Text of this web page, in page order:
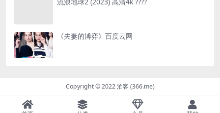
流浪地球2 (2023) 高清4k ????
《夫妻的博弈》百度云网
Copyright © 2022 泊客 (366.me)